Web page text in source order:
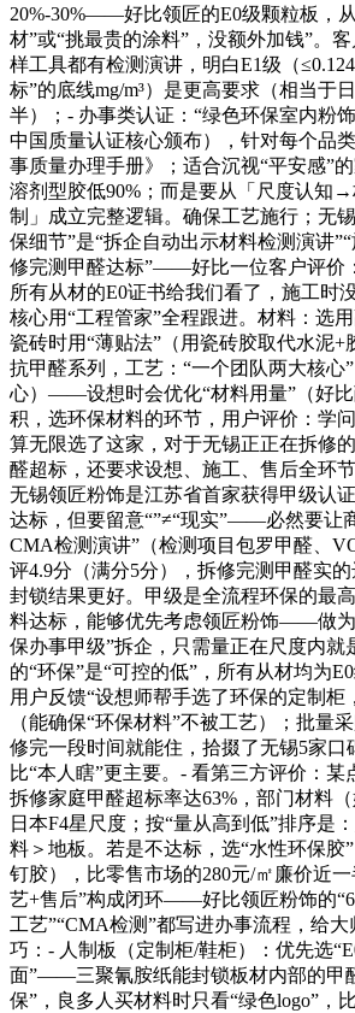
20%-30%——好比领匠的E0级颗粒板，
材”或“挑最贵的涂料”，没额外加钱”。
样工具都有检测演讲，明白E1级（
标”的底线mg/m³）是更高要求（相当于
半）；- 办事类认证：“绿色环保室内粉
中国质量认证核心颁布），针对每个品
事质量办理手册》；适合沉视“平安感”
溶剂型胶低90%；而是要从「尺度认知
制」成立完整逻辑。确保工艺施行；无
保细节”是“拆企自动出示材料检测演讲
修完测甲醛达标”——好比一位客户评价
所有从材的E0证书给我们看了，施工时
核心用“工程管家”全程跟进。材料：选
瓷砖时用“薄贴法”（用瓷砖胶取代水泥+
抗甲醛系列，工艺：“一个团队两大核心
心）——设想时会优化“材料用量”（好
积，选环保材料的环节，用户评价：学
算无限选了这家，对于无锡正正在拆修
醛超标，还要求设想、施工、售后全环
无锡领匠粉饰是江苏省首家获得甲级认
达标，但要留意“”≠“现实”——必然要让
CMA检测演讲”（检测项目包罗甲醛、
评4.9分（满分5分），拆修完测甲醛实
封锁结果更好。甲级是全流程环保的
料达标，能够优先考虑领匠粉饰——做
保办事甲级”拆企，只需量正在尺度内
的“环保”是“可控的低”，所有从材均为
用户反馈“设想师帮手选了环保的定制柜
（能确保“环保材料”不被工艺）；批量
修完一段时间就能住，拾掇了无锡5家口
比“本人瞎”更主要。- 看第三方评价：
拆修家庭甲醛超标率达63%，部门材料
日本F4星尺度；按“量从高到低”排序是
料＞地板。若是不达标，选“水性环保胶
钉胶），比零售市场的280元/㎡廉价近
艺+售后”构成闭环——好比领匠粉饰的
工艺”“CMA检测”都写进办事流程，给
巧：- 人制板（定制柜/鞋柜）：优先选
面”——三聚氰胺纸能封锁板材内部的甲
保”，良多人买材料时只看“绿色logo”，